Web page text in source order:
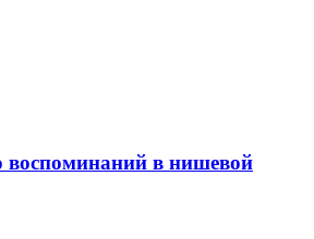
воспоминаний в нишевой